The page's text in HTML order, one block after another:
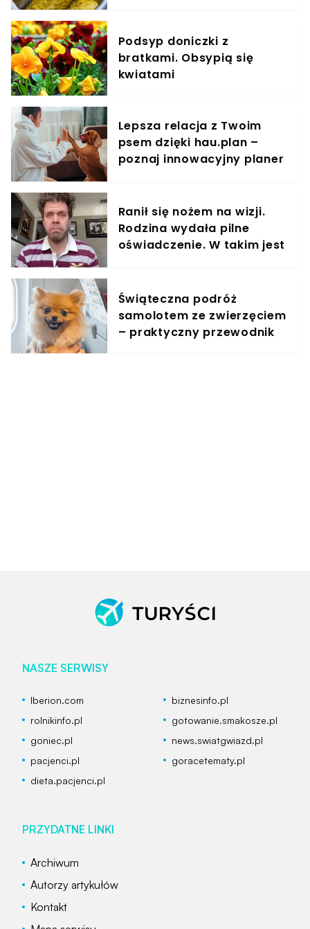
Podsyp doniczki z
bratkami. Obsypią się
kwiatami
Lepsza relacja z Twoim
psem dzięki hau.plan –
poznaj innowacyjny planer
Ranił się nożem na wizji.
Rodzina wydała pilne
oświadczenie. W takim jest
Świąteczna podróż
samolotem ze zwierzęciem
– praktyczny przewodnik
NASZE SERWISY
Iberion.com
biznesinfo.pl
rolnikinfo.pl
gotowanie.smakosze.pl
goniec.pl
news.swiatgwiazd.pl
pacjenci.pl
goracetematy.pl
dieta.pacjenci.pl
PRZYDATNE LINKI
Archiwum
Autorzy artykułów
Kontakt